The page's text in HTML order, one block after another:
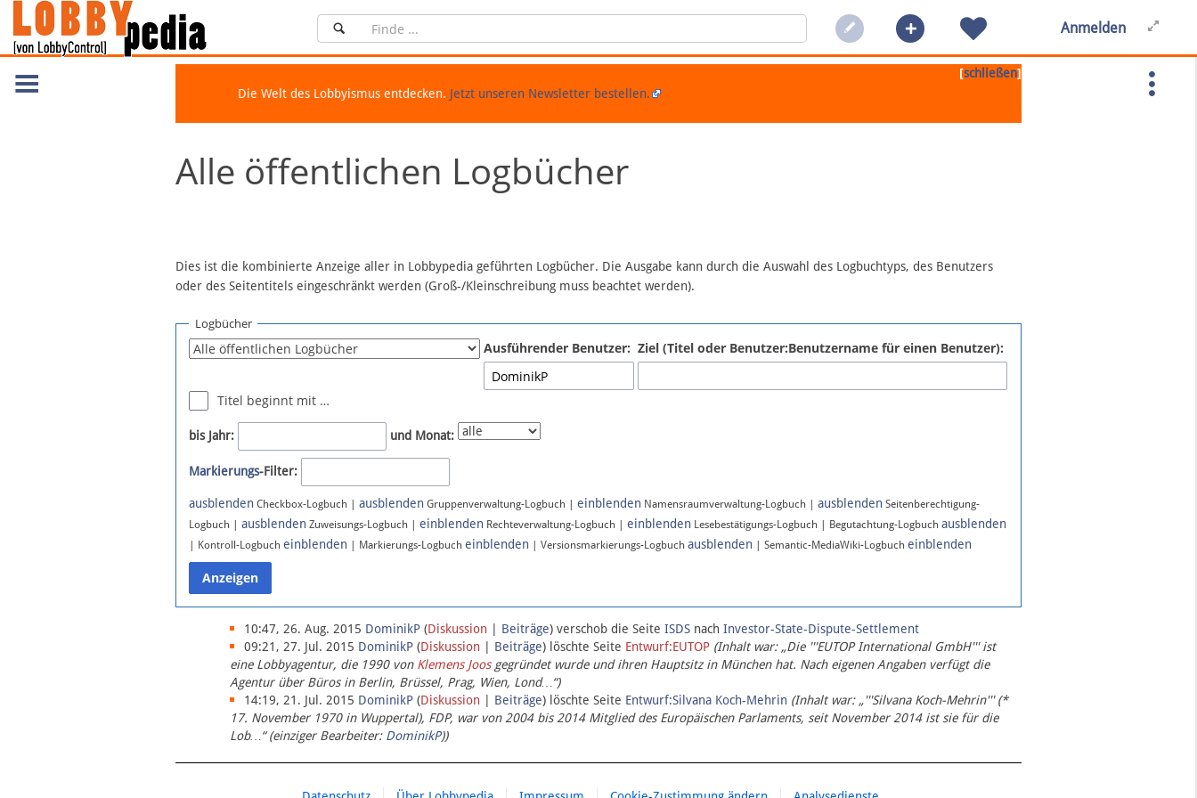
Anmelden
[schließen]
Die Welt des Lobbyismus entdecken. Jetzt unseren Newsletter bestellen.
Alle öffentlichen Logbücher
Dies ist die kombinierte Anzeige aller in Lobbypedia geführten Logbücher. Die Ausgabe kann durch die Auswahl des Logbuchtyps, des Benutzers
oder des Seitentitels eingeschränkt werden (Groß-/Kleinschreibung muss beachtet werden).
Logbücher
Ausführender Benutzer: Ziel (Titel oder Benutzer:Benutzername für einen Benutzer):
Titel beginnt mit …
bis Jahr: und Monat:
Markierungs-Filter:
ausblenden Checkbox-Logbuch | ausblenden Gruppenverwaltung-Logbuch | einblenden Namensraumverwaltung-Logbuch | ausblenden Seitenberechtigung-
Logbuch | ausblenden Zuweisungs-Logbuch | einblenden Rechteverwaltung-Logbuch | einblenden Lesebestätigungs-Logbuch | Begutachtung-Logbuch ausblenden
| Kontroll-Logbuch einblenden | Markierungs-Logbuch einblenden | Versionsmarkierungs-Logbuch ausblenden | Semantic-MediaWiki-Logbuch einblenden
10:47, 26. Aug. 2015 DominikP (Diskussion | Beiträge) verschob die Seite ISDS nach Investor-State-Dispute-Settlement
09:21, 27. Jul. 2015 DominikP (Diskussion | Beiträge) löschte Seite Entwurf:EUTOP (Inhalt war: „Die '''EUTOP International GmbH''' ist
eine Lobbyagentur, die 1990 von Klemens Joosgegründet wurde und ihren Hauptsitz in München hat. Nach eigenen Angaben verfügt die
Agentur über Büros in Berlin, Brüssel, Prag, Wien, Lond…“)
14:19, 21. Jul. 2015 DominikP (Diskussion | Beiträge) löschte Seite Entwurf:Silvana Koch-Mehrin (Inhalt war: „'''Silvana Koch-Mehrin''' (*
17. November 1970 in Wuppertal), FDP, war von 2004 bis 2014 Mitglied des Europäischen Parlaments, seit November 2014 ist sie für die
Lob…“ (einziger Bearbeiter: DominikP))